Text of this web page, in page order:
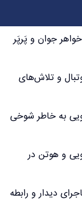
جوان و پَرپَر
و تلاش‌های
به خاطر شوخی
و هوتن در
دیدار و رابطه